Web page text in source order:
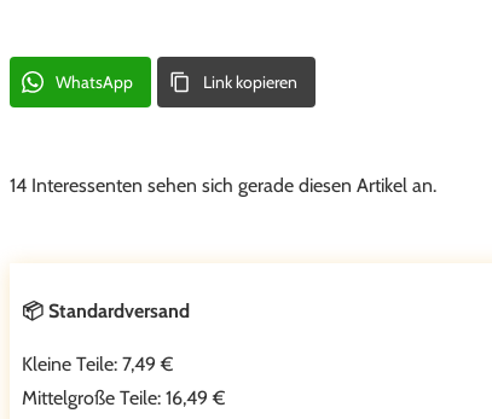
WhatsApp Link kopieren
14 Interessenten sehen sich gerade diesen Artikel an.
📦 Standardversand
Kleine Teile: 7,49 €
Mittelgroße Teile: 16,49 €